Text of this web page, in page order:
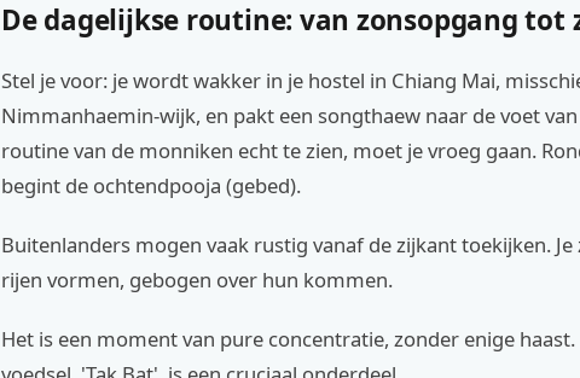
De dagelijkse routine: van zonsopgang tot
Stel je voor: je wordt wakker in je hostel in Chiang Mai,
Nimmanhaemin-wijk, en pakt een songthaew naar de voet
routine van de monniken echt te zien, moet je vroeg gaan.
begint de ochtendpooja (gebed).
Buitenlanders mogen vaak rustig vanaf de zijkant toekijken.
rijen vormen, gebogen over hun kommen.
Het is een moment van pure concentratie, zonder enige